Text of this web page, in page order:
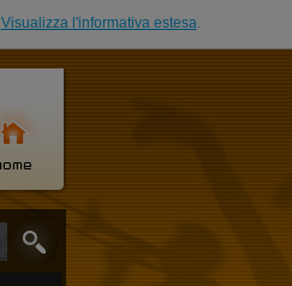
Visualizza l'informativa estesa.